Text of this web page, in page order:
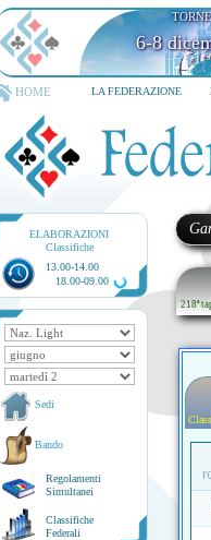
6-8
HOME LA FEDERAZIONE
ELABORAZIONI
Classifiche
13.00-14.00
18.00-09.00
Sedi
Bando
Regolamenti
Simultanei
Classifiche
Federali
218ª